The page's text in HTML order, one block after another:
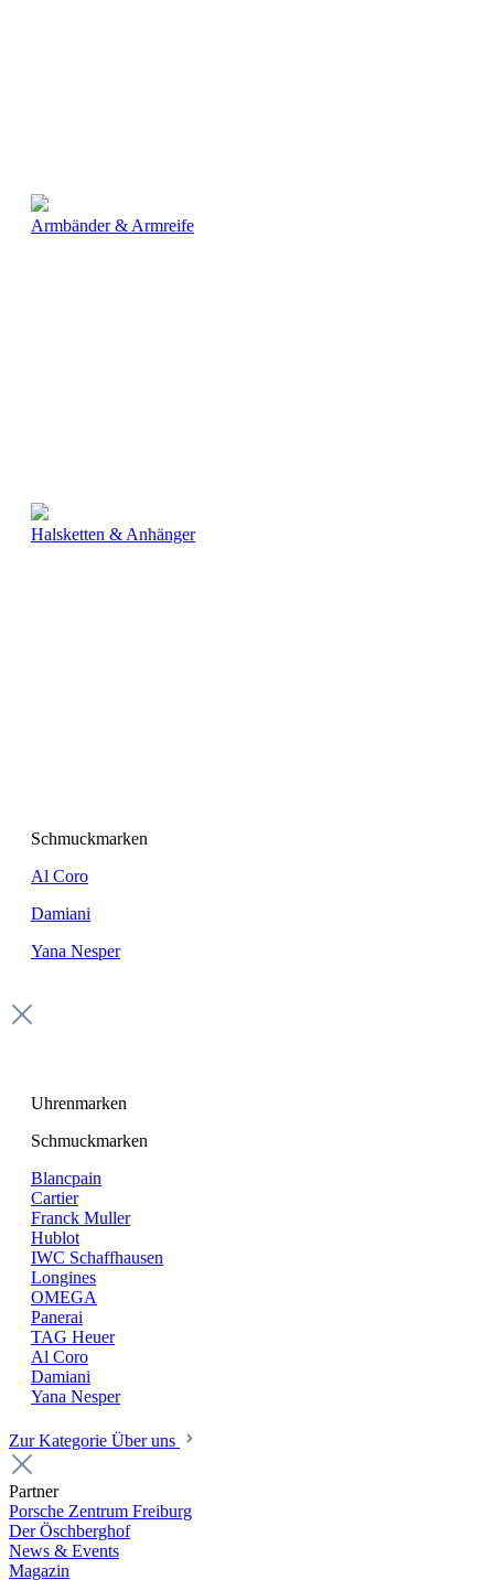
Armbänder & Armreife
Halsketten & Anhänger
Schmuckmarken
Al Coro
Damiani
Yana Nesper
Uhrenmarken
Schmuckmarken
Blancpain
Cartier
Franck Muller
Hublot
IWC Schaffhausen
Longines
OMEGA
Panerai
TAG Heuer
Al Coro
Damiani
Yana Nesper
Zur Kategorie Über uns
Partner
Porsche Zentrum Freiburg
Der Öschberghof
News & Events
Magazin